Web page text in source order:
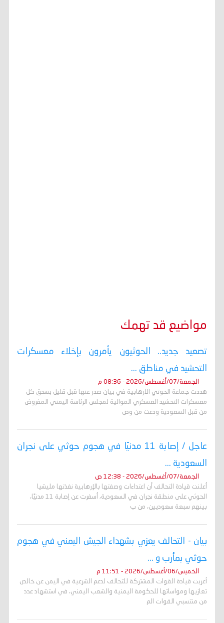
مواضيع قد تهمك
تصعيد جديد.. الحوثيون يأمرون بإخلاء معسكرات
التحشيد في مناطق ...
الجمعة/07/أغسطس/2026 - 08:36 م
هددت جماعة الحوثي الارهابية في بيان صدر عنها قبل قليل بسحق كل
معسكرات التحشيد العسكري الموالية لمجلس الرئاسة اليمني المفروض
من قبل السعودية ودعت من وص
عاجل / إصابة 11 مدنيًا في هجوم حوثي على نجران
السعودية ...
الجمعة/07/أغسطس/2026 - 12:38 ص
أعلنت قيادة التحالف أن اعتداءات وصفتها بالإرهابية نفذتها مليشيا
الحوثي على منطقة نجران في السعودية، أسفرت عن إصابة 11 مدنيًا،
بينهم سبعة سعوديين، من ب
بيان - التحالف يعزي بشهداء الجيش اليمني في هجوم
حوثي بمأرب و ...
الخميس/06/أغسطس/2026 - 11:51 م
أعربت قيادة القوات المشتركة للتحالف لدعم الشرعية في اليمن عن خالص
تعازيها ومواساتها للحكومة اليمنية والشعب اليمني، في استشهاد عدد
من منتسبي القوات الم